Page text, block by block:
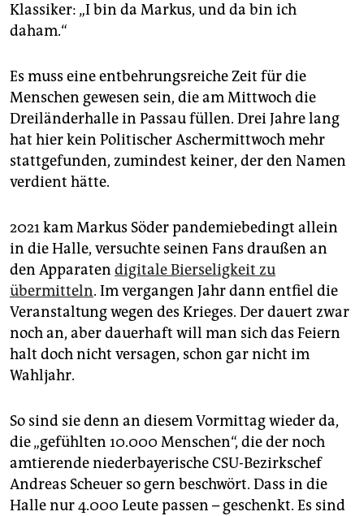
Klassiker: „I bin da Markus, und da bin ich
daham.“
Es muss eine entbehrungsreiche Zeit für die
Menschen gewesen sein, die am Mittwoch die
Dreiländerhalle in Passau füllen. Drei Jahre lang
hat hier kein Politischer Aschermittwoch mehr
stattgefunden, zumindest keiner, der den Namen
verdient hätte.
2021 kam Markus Söder pandemiebedingt allein
in die Halle, versuchte seinen Fans draußen an
den Apparaten digitale Bierseligkeit zu
übermitteln. Im vergangen Jahr dann entfiel die
Veranstaltung wegen des Krieges. Der dauert zwar
noch an, aber dauerhaft will man sich das Feiern
halt doch nicht versagen, schon gar nicht im
Wahljahr.
So sind sie denn an diesem Vormittag wieder da,
die „gefühlten 10.000 Menschen“, die der noch
amtierende niederbayerische CSU-Bezirkschef
Andreas Scheuer so gern beschwört. Dass in die
Halle nur 4.000 Leute passen – geschenkt. Es sind